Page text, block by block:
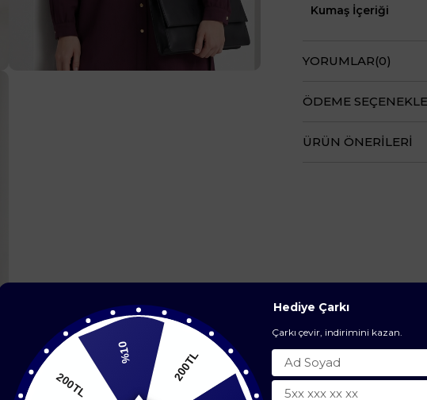
Kumaş İçeriği
YORUMLAR(0)
ÖDEME
ÜRÜN ÖNERILERI
%10
200TL
200TL
Hediye Çarkı
Çarkı çevir, indirimini kazan.